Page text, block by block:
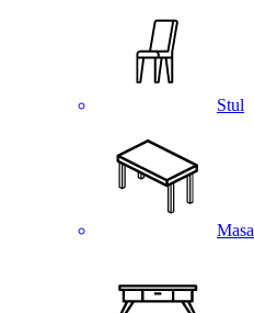
Stul
Masa